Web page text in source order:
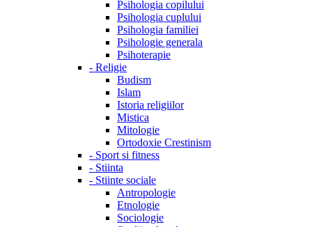
Psihologia copilului
Psihologia cuplului
Psihologia familiei
Psihologie generala
Psihoterapie
- Religie
Budism
Islam
Istoria religiilor
Mistica
Mitologie
Ortodoxie Crestinism
- Sport si fitness
- Stiinta
- Stiinte sociale
Antropologie
Etnologie
Sociologie